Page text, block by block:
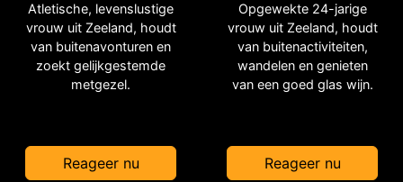
Atletische, levenslustige
vrouw uit Zeeland, houdt
van buitenavonturen en
zoekt gelijkgestemde
metgezel.
Reageer nu
Opgewekte 24-jarige
vrouw uit Zeeland, houdt
van buitenactiviteiten,
wandelen en genieten
van een goed glas wijn.
Reageer nu